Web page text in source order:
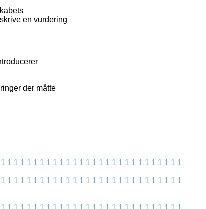
en vurdering
der måtte
1 1 1 1 1 1 1 1 1 1 1 1 1 1 1 1 1 1 1 1 1 1 1 1 1 1 1 1
1 1 1 1 1 1 1 1 1 1 1 1 1 1 1 1 1 1 1 1 1 1 1 1 1 1 1 1